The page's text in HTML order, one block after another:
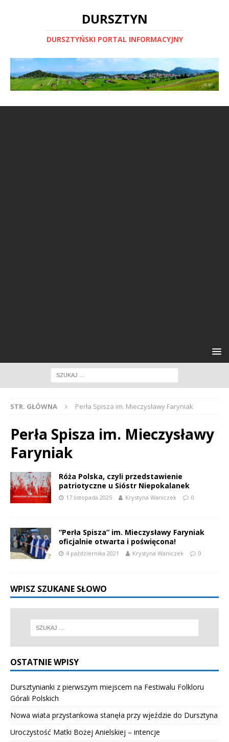
DURSZTYN
DURSZTYŃSKI PORTAL INFORMACYJNY
STR. GŁÓWNA Perła Spisza im. Mieczysławy Faryniak
Perła Spisza im. Mieczysławy
Faryniak
Róża Polska, czyli przedstawienie
patriotyczne u Sióstr Niepokalanek
17 listopada 2025 Krystyna Waniczek 0
“Perła Spisza” im. Mieczysławy Faryniak
oficjalnie otwarta i poświęcona!
4 października 2021 Krystyna Waniczek 0
WPISZ SZUKANE SŁOWO
OSTATNIE WPISY
Dursztynianki z pierwszym miejscem na Festiwalu Folkloru
Górali Polskich
Nowa wiata przystankowa stanęła przy wjeździe do Dursztyna
Uroczystość Matki Bożej Anielskiej – intencje